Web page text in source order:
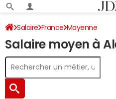
Salaire France Mayenne
Salaire moyen à